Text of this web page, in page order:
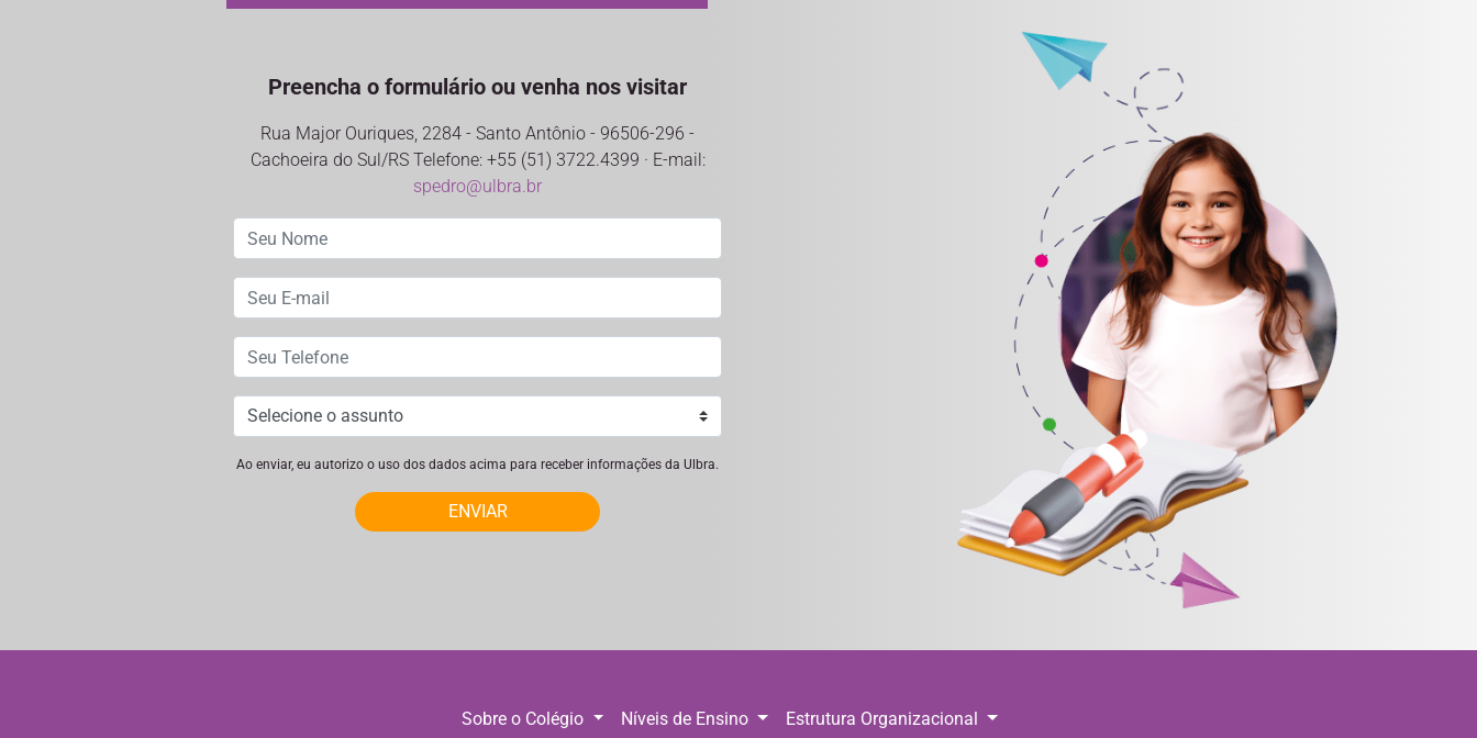
Preencha o formulário ou venha nos visitar
Rua Major Ouriques, 2284 - Santo Antônio - 96506-296 -
Cachoeira do Sul/RS Telefone: +55 (51) 3722.4399 · E-mail:
spedro@ulbra.br
Ao enviar, eu autorizo o uso dos dados acima para receber informações da Ulbra.
ENVIAR
Sobre o Colégio Níveis de Ensino Estrutura Organizacional